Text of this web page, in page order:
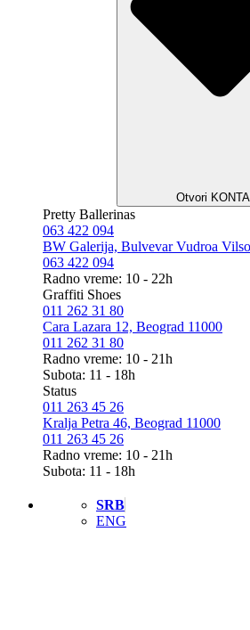
Otvori
Pretty Ballerinas
063 422 094
BW Galerija, Bulvevar Vudroa
063 422 094
Radno vreme: 10 - 22h
Graffiti Shoes
011 262 31 80
Cara Lazara 12, Beograd 11000
011 262 31 80
Radno vreme: 10 - 21h
Subota: 11 - 18h
Status
011 263 45 26
Kralja Petra 46, Beograd 11000
011 263 45 26
Radno vreme: 10 - 21h
Subota: 11 - 18h
SRB
ENG